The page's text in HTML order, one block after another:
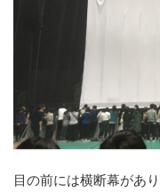
目の前には横断幕があ